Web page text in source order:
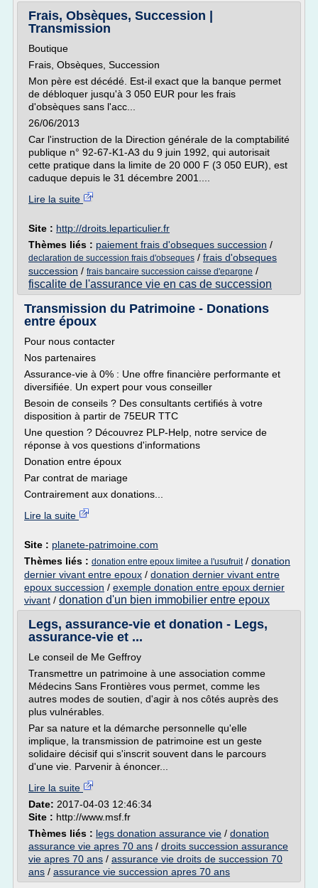
Frais, Obsèques, Succession |
Transmission
Boutique
Frais, Obsèques, Succession
Mon père est décédé. Est-il exact que la banque permet
de débloquer jusqu'à 3 050 EUR pour les frais
d'obsèques sans l'acc...
26/06/2013
Car l'instruction de la Direction générale de la comptabilité
publique n° 92-67-K1-A3 du 9 juin 1992, qui autorisait
cette pratique dans la limite de 20 000 F (3 050 EUR), est
caduque depuis le 31 décembre 2001....
Lire la suite
Site : http://droits.leparticulier.fr
Thèmes liés : paiement frais d'obseques succession /
declaration de succession frais d'obseques / frais d'obseques
succession / frais bancaire succession caisse d'epargne /
fiscalite de l'assurance vie en cas de succession
Transmission du Patrimoine - Donations
entre époux
Pour nous contacter
Nos partenaires
Assurance-vie à 0% : Une offre financière performante et
diversifiée. Un expert pour vous conseiller
Besoin de conseils ? Des consultants certifiés à votre
disposition à partir de 75EUR TTC
Une question ? Découvrez PLP-Help, notre service de
réponse à vos questions d'informations
Donation entre époux
Par contrat de mariage
Contrairement aux donations...
Lire la suite
Site : planete-patrimoine.com
Thèmes liés : donation entre epoux limitee a l'usufruit/ donation
dernier vivant entre epoux / donation dernier vivant entre
epoux succession / exemple donation entre epoux dernier
vivant / donation d'un bien immobilier entre epoux
Legs, assurance-vie et donation - Legs,
assurance-vie et ...
Le conseil de Me Geffroy
Transmettre un patrimoine à une association comme
Médecins Sans Frontières vous permet, comme les
autres modes de soutien, d'agir à nos côtés auprès des
plus vulnérables.
Par sa nature et la démarche personnelle qu'elle
implique, la transmission de patrimoine est un geste
solidaire décisif qui s'inscrit souvent dans le parcours
d'une vie. Parvenir à énoncer...
Lire la suite
Date: 2017-04-03 12:46:34
Site : http://www.msf.fr
Thèmes liés : legs donation assurance vie / donation
assurance vie apres 70 ans / droits succession assurance
vie apres 70 ans / assurance vie droits de succession 70
ans / assurance vie succession apres 70 ans